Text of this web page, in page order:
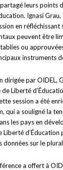
leurs points
Ignasi
en réfléchissant
peuvent être
ou
instruments
dirigée par OIDEL,
Liberté
session a été
qui a souligné la
les pays en
Liberté
données sur le
a offert à